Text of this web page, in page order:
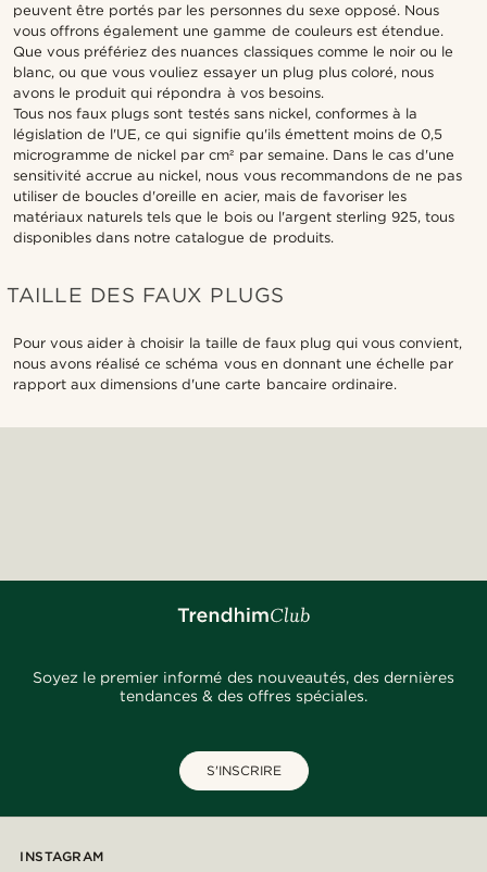
peuvent être portés par les personnes du sexe opposé. Nous
vous offrons également une gamme de couleurs est étendue.
Que vous préfériez des nuances classiques comme le noir ou le
blanc, ou que vous vouliez essayer un plug plus coloré, nous
avons le produit qui répondra à vos besoins.
Tous nos faux plugs sont testés sans nickel, conformes à la
législation de l'UE, ce qui signifie qu'ils émettent moins de 0,5
microgramme de nickel par cm² par semaine. Dans le cas d'une
sensitivité accrue au nickel, nous vous recommandons de ne pas
utiliser de boucles d'oreille en acier, mais de favoriser les
matériaux naturels tels que le bois ou l'argent sterling 925, tous
disponibles dans notre catalogue de produits.
TAILLE DES FAUX PLUGS
Pour vous aider à choisir la taille de faux plug qui vous convient,
nous avons réalisé ce schéma vous en donnant une échelle par
rapport aux dimensions d'une carte bancaire ordinaire.
Soyez le premier informé des nouveautés, des dernières
tendances & des offres spéciales.
S'INSCRIRE
INSTAGRAM